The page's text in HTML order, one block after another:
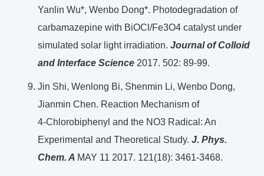
Yanlin Wu*, Wenbo Dong*. Photodegradation of
carbamazepine with BiOCl/Fe3O4 catalyst under
simulated solar light irradiation. Journal of Colloid
and Interface Science2017. 502: 89-99.
Jin Shi, Wenlong Bi, Shenmin Li, Wenbo Dong,
Jianmin Chen. Reaction Mechanism of
4‑Chlorobiphenyl and the NO3 Radical: An
Experimental and Theoretical Study. J. Phys.
Chem. A MAY 11 2017. 121(18): 3461-3468.